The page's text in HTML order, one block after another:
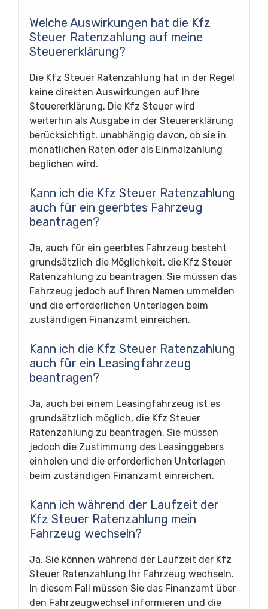
Welche Auswirkungen hat die Kfz
Steuer Ratenzahlung auf meine
Steuererklärung?
Die Kfz Steuer Ratenzahlung hat in der Regel
keine direkten Auswirkungen auf Ihre
Steuererklärung. Die Kfz Steuer wird
weiterhin als Ausgabe in der Steuererklärung
berücksichtigt, unabhängig davon, ob sie in
monatlichen Raten oder als Einmalzahlung
beglichen wird.
Kann ich die Kfz Steuer Ratenzahlung
auch für ein geerbtes Fahrzeug
beantragen?
Ja, auch für ein geerbtes Fahrzeug besteht
grundsätzlich die Möglichkeit, die Kfz Steuer
Ratenzahlung zu beantragen. Sie müssen das
Fahrzeug jedoch auf Ihren Namen ummelden
und die erforderlichen Unterlagen beim
zuständigen Finanzamt einreichen.
Kann ich die Kfz Steuer Ratenzahlung
auch für ein Leasingfahrzeug
beantragen?
Ja, auch bei einem Leasingfahrzeug ist es
grundsätzlich möglich, die Kfz Steuer
Ratenzahlung zu beantragen. Sie müssen
jedoch die Zustimmung des Leasinggebers
einholen und die erforderlichen Unterlagen
beim zuständigen Finanzamt einreichen.
Kann ich während der Laufzeit der
Kfz Steuer Ratenzahlung mein
Fahrzeug wechseln?
Ja, Sie können während der Laufzeit der Kfz
Steuer Ratenzahlung Ihr Fahrzeug wechseln.
In diesem Fall müssen Sie das Finanzamt über
den Fahrzeugwechsel informieren und die